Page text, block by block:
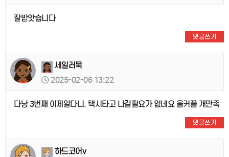
잘받앗습니다
댓글쓰기
세일러묵
2025-02-06 13:22
다낭 3번째 이제알다니. 택시타고 나갈필요가 없네요 울커플 개만족
댓글쓰기
하드코어v